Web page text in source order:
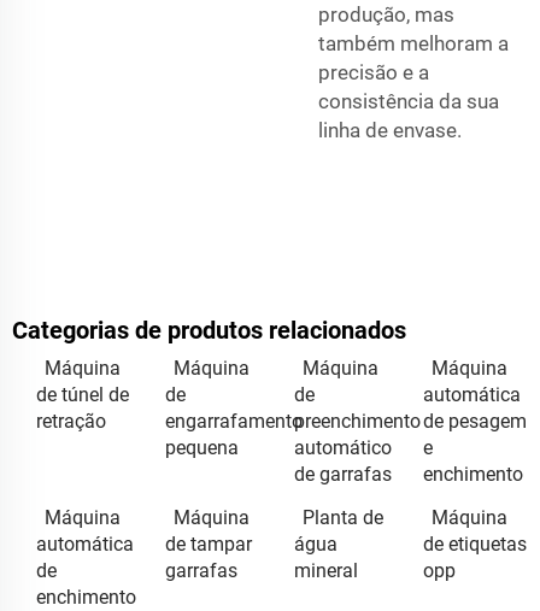
produção, mas
também melhoram a
precisão e a
consistência da sua
linha de envase.
Categorias de produtos relacionados
Máquina
de túnel de
retração
Máquina
de
engarrafamento
pequena
Máquina
de
preenchimento
automático
de garrafas
Máquina
automática
de pesagem
e
enchimento
Máquina
automática
de
enchimento
Máquina
de tampar
garrafas
Planta de
água
mineral
Máquina
de etiquetas
opp